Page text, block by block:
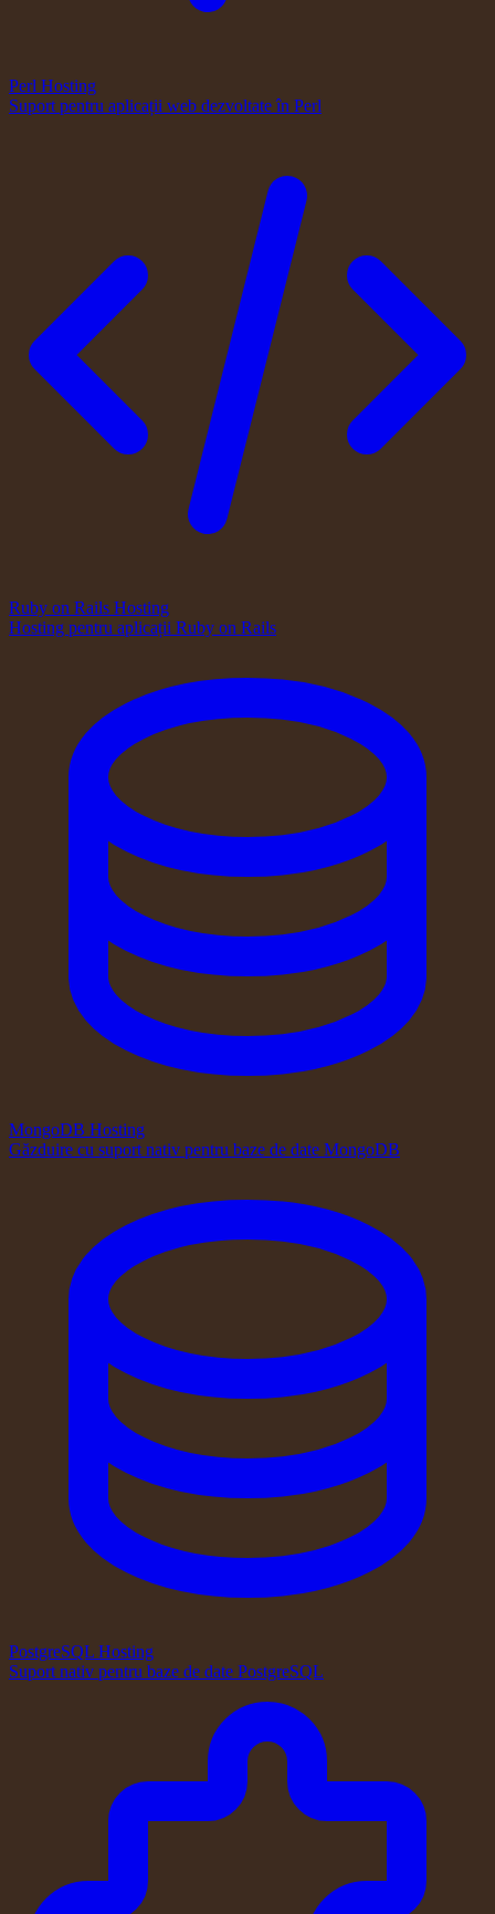
Perl Hosting
Suport pentru aplicații web dezvoltate în Perl
Ruby on Rails Hosting
Hosting pentru aplicații Ruby on Rails
MongoDB Hosting
Găzduire cu suport nativ pentru baze de date MongoDB
PostgreSQL Hosting
Suport nativ pentru baze de date PostgreSQL